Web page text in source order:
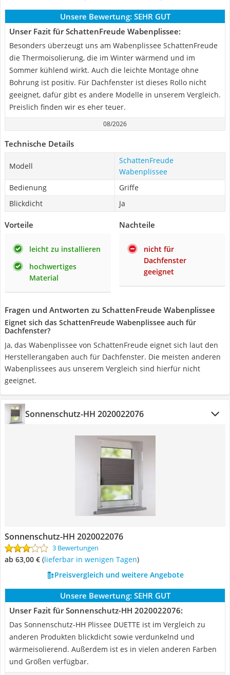
Unsere Bewertung: SEHR GUT
Unser Fazit für SchattenFreude Wabenplissee:
Besonders überzeugt uns am Wabenplissee SchattenFreude
die Thermoisolierung, die im Winter wärmend und im
Sommer kühlend wirkt. Auch die leichte Montage ohne
Bohrung ist positiv. Für Dachfenster ist dieses Rollo nicht
geeignet, dafür gibt es andere Modelle in unserem Vergleich.
Preislich finden wir es eher teuer.
08/2026
Technische Details
Modell
SchattenFreude
Wabenplissee
Bedienung
Griffe
Blickdicht
Ja
Vorteile
leicht zu installieren
hochwertiges
Material
Nachteile
nicht für
Dachfenster
geeignet
Fragen und Antworten zu SchattenFreude Wabenplissee
Eignet sich das SchattenFreude Wabenplissee auch für
Dachfenster?
Ja, das Wabenplissee von SchattenFreude eignet sich laut den
Herstellerangaben auch für Dachfenster. Die meisten anderen
Wabenplissees aus unserem Vergleich sind hierfür nicht
geeignet.
Sonnenschutz-HH 2020022076
Sonnenschutz-HH 2020022076
3 Bewertungen
ab 63,00 € ( Lieferbar in wenigen Tagen)
Preisvergleich und weitere Angebote
Unsere Bewertung: SEHR GUT
Unser Fazit für Sonnenschutz-HH 2020022076:
Das Sonnenschutz-HH Plissee DUETTE ist im Vergleich zu
anderen Produkten blickdicht sowie verdunkelnd und
wärmeisolierend. Außerdem ist es in vielen anderen Farben
und Größen verfügbar.